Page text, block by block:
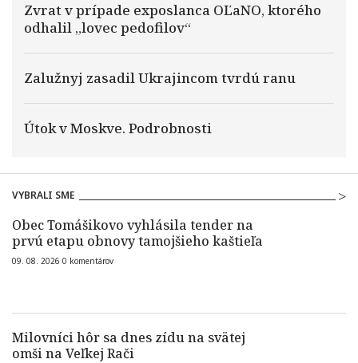
Zvrat v prípade exposlanca OĽaNO, ktorého
odhalil „lovec pedofilov“
Zalužnyj zasadil Ukrajincom tvrdú ranu
Útok v Moskve. Podrobnosti
VYBRALI SME
Obec Tomášikovo vyhlásila tender na
prvú etapu obnovy tamojšieho kaštieľa
09. 08. 2026 0 komentárov
Milovníci hôr sa dnes zídu na svätej
omši na Veľkej Rači